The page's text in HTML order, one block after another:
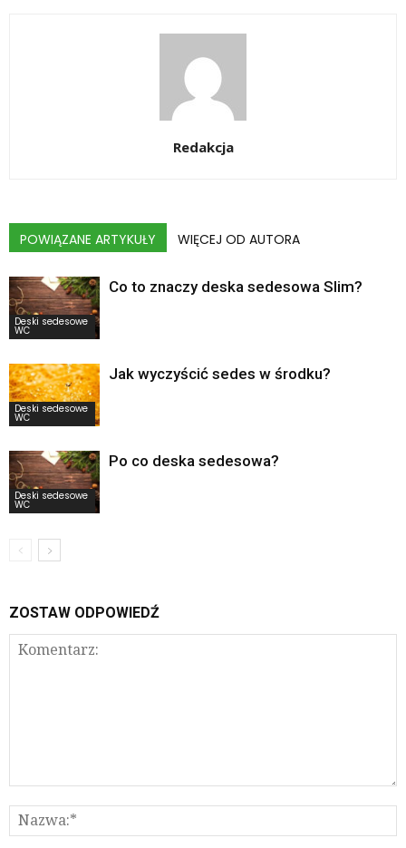
Redakcja
POWIĄZANE ARTYKUŁY WIĘCEJ OD AUTORA
Deski sedesowe
WC
Co to znaczy deska sedesowa Slim?
Deski sedesowe
WC
Jak wyczyścić sedes w środku?
Deski sedesowe
WC
Po co deska sedesowa?
ZOSTAW ODPOWIEDŹ